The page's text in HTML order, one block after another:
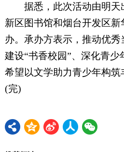
据悉，此次活动由明天
新区图书馆和烟台开发区
办。承办方表示，推动优
建设“书香校园”、深化青少
希望以文学助力青少年构筑
(完)